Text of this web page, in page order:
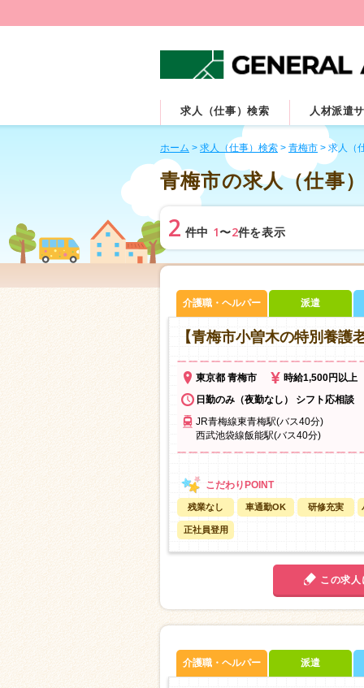
求人（仕事）検索 人材派遣
ホーム > 求人（仕事）検索 > 青梅市 > 求人（
青梅市の求人（仕事
2 件中 1〜2件を表示
介護職・ヘルパー 派遣
【青梅市小曽木の特別養
東京都 青梅市 時給1,500円以上
日勤のみ（夜勤なし） シフト応相談
JR青梅線東青梅駅(バス40分)
西武池袋線飯能駅(バス40分)
残業なし 車通勤OK 研修充実
正社員登用
この求人
介護職・ヘルパー 派遣